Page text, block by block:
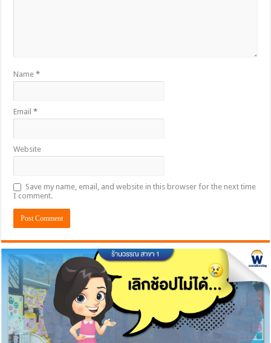
Name*
Email*
Website
Save my name, email, and website in this browser for the next time
I comment.